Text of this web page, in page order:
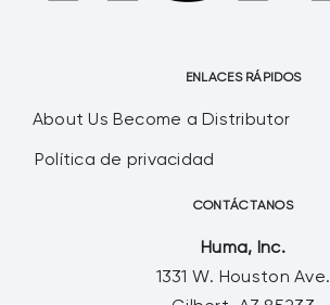
ENLACES RÁPIDOS
About Us Become a Distributor
Política de privacidad
CONTÁCTANOS
Huma, Inc.
1331 W. Houston Ave.